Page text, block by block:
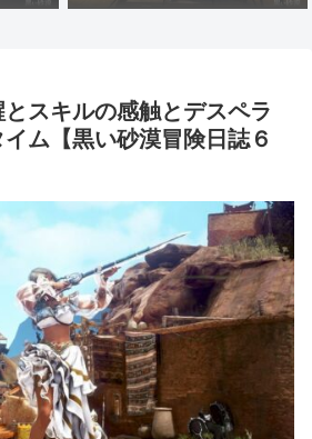
スキルの感触とデスペラ
ム【黒い砂漠冒険日誌６